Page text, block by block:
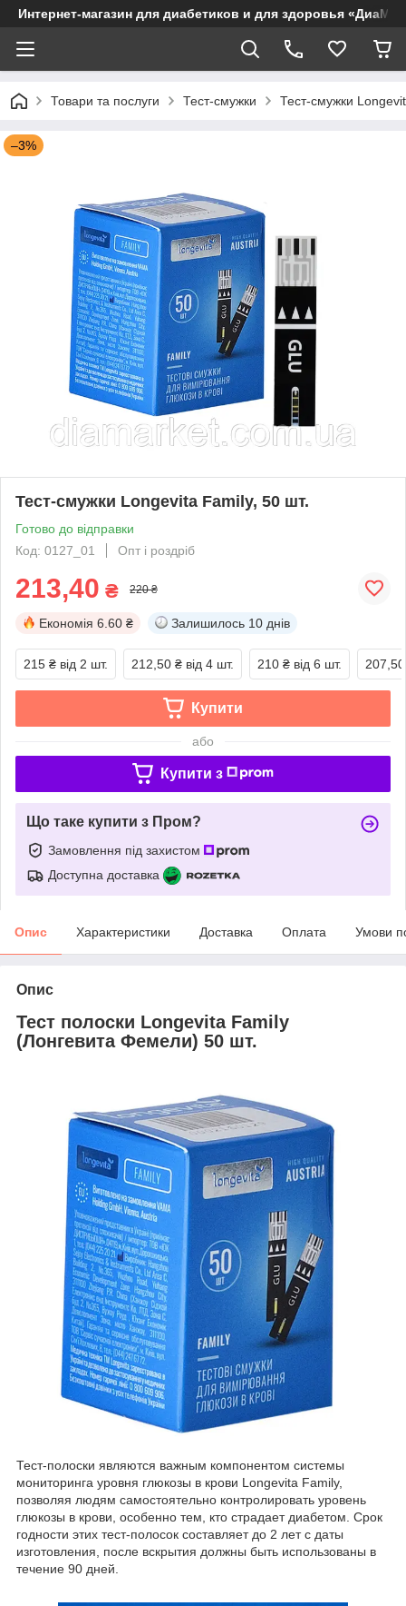
Интернет-магазин для диабетиков и для здоровья
Товари та послуги Тест-смужки Тест-смужки
–3%
Тест-смужки Longevita Family, 50 шт.
Готово до відправки
Код: 0127_01
Опт і роздріб
213,40 ₴ 220 ₴
Економія 6.60 ₴ Залишилось 10 днів
215 ₴ від 2 шт. 212,50 ₴ від 4 шт. 210 ₴ від 6 шт.
Купити
або
Купити з
Що таке купити з Пром?
Замовлення під захистом
Доступна доставка
Опис Характеристики Доставка Оплата Умови
Опис
Тест полоски Longevita Family
(Лонгевита Фемели) 50 шт.
Тест-полоски являются важным компонентом системы
мониторинга уровня глюкозы в крови Longevita Family,
позволяя людям самостоятельно контролировать уровень
глюкозы в крови, особенно тем, кто страдает диабетом. Срок
годности этих тест-полосок составляет до 2 лет с даты
изготовления, после вскрытия должны быть использованы в
течение 90 дней.